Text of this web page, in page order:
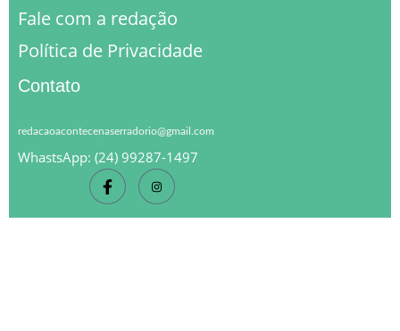
Fale com a redação
Política de Privacidade
Contato
redacaoacontecenaserradorio@gmail.com
WhastsApp: (24) 99287-1497